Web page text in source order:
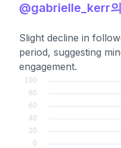
@gabrielle_kerr
Slight decline in
period, suggesting
engagement.